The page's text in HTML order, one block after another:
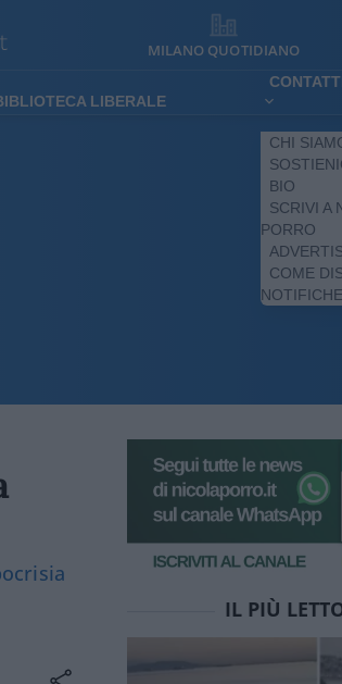
MILANO QUOTIDIANO
LIBERALE
CHI
BIO
SCRIVI A
PORRO
COME
IL PIÙ